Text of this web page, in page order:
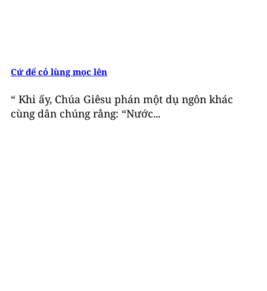
Cứ để cỏ lùng mọc lên
“ Khi ấy, Chúa Giêsu phán một dụ ngôn khác
cùng dân chúng rằng: “Nước...